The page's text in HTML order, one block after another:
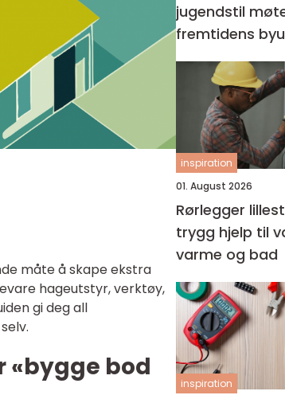
måte å skape ekstra
hageutstyr, verktøy,
gi deg all
«bygge bod
jugendstil
fremtidens
inspiration
01. August 2026
Rørlegger
trygg hjelp til
varme og bad
inspiration